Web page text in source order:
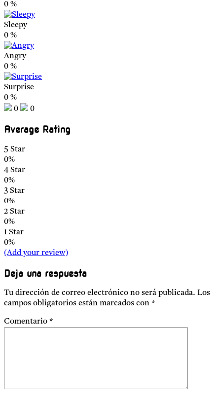
0 %
Sleepy
0 %
Angry
0 %
Surprise
0 %
0
0
Average Rating
5 Star
0%
4 Star
0%
3 Star
0%
2 Star
0%
1 Star
0%
(Add your review)
Deja una respuesta
Tu dirección de correo electrónico no será publicada. Los
campos obligatorios están marcados con *
Comentario *